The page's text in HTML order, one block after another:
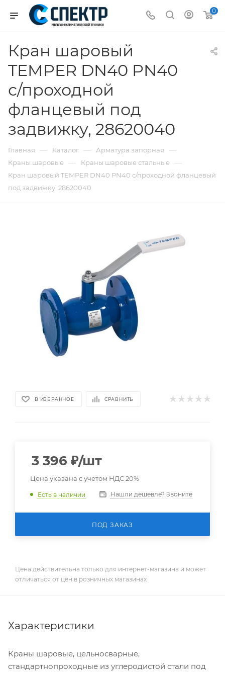
0
Кран шаровый
TEMPER DN40 PN40
с/проходной
фланцевый под
задвижку, 28620040
Главная — Каталог — Арматура запорная —
Краны шаровые — Краны шаровые стальные —
Кран шаровый TEMPER DN40 PN40 с/проходной фланцевый
под задвижку, 28620040
В ИЗБРАННОЕ СРАВНИТЬ
3 396 ₽/шт
Цена указана с учетом НДС 20%
Есть в наличии Нашли дешевле? Звоните
ПОД ЗАКАЗ
Цена действительна только для интернет-магазина и может
отличаться от цен в розничных магазинах
Характеристики
Краны шаровые, цельносварные,
стандартнопроходные из углеродистой стали под